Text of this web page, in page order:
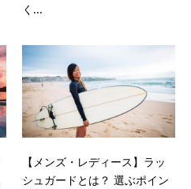
く...
【メンズ・レディース】ラッ
シュガードとは？ 選ぶポイン